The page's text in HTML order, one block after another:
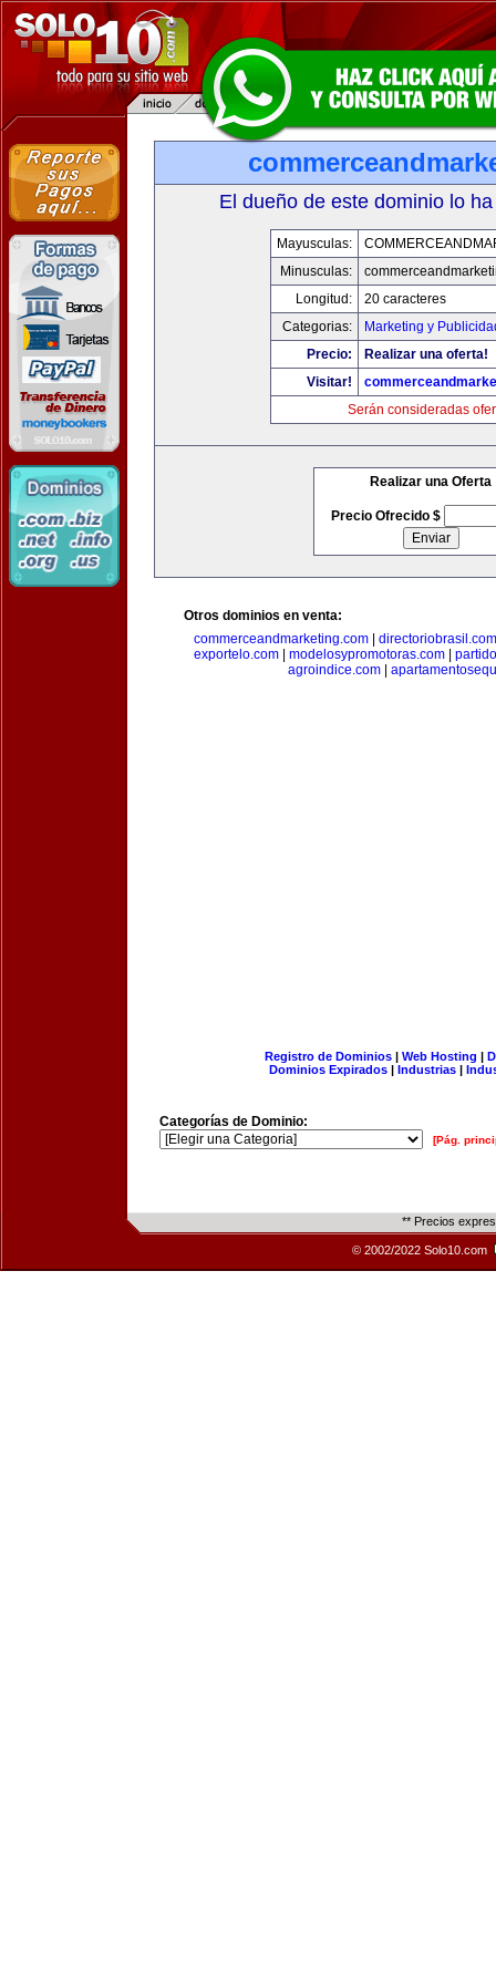
El dueño de este dominio lo
Mayusculas:
Minusculas:
Longitud:
20 caracteres
Categorias:
Marketing y
Precio:
Realizar una oferta!
Visitar!
Serán consideradas
Realizar una Oferta
Precio Ofrecido $
Otros dominios en venta:
commerceandmarketing.com| directoriobrasil.com
exportelo.com
modelosypromotoras.com
agroindice.com
Registro de Dominios| Web Hosting |
Dominios Expirados | Industrias |
Categorías de Dominio:
[Pág.
** Precios
© 2002/2022 Solo10.com